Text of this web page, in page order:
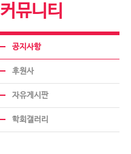
커뮤니티
공지사항
후원사
자유게시판
학회갤러리